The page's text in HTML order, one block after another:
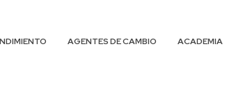
AGENTES DE CAMBIO ACADEMIA